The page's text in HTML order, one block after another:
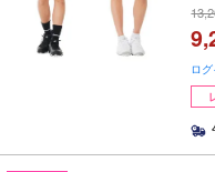
ロ